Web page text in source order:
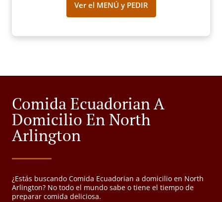
Ver el MENÚ y PEDIR
Comida Ecuadorian A
Domicilio En North
Arlington
¿Estás buscando Comida Ecuadorian a domicilio en North
Arlington? No todo el mundo sabe o tiene el tiempo de
preparar comida deliciosa.